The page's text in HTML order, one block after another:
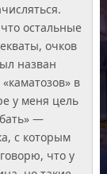
остальные
очков
назван
в
у меня цель
—
с которым
что у